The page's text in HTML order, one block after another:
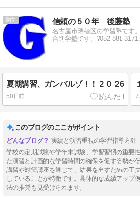
8 信頼の５０年 後藤塾
名古屋市瑞穂区の学習塾です
合進学塾です。?052-881-3171
夏期講習、ガンバルゾ！！２０２6
50日前
このブログのここがポイント
実績と演習重視の学習指導方針
学校の定期試験や学年末試験、学習習慣の重要
た演習と計画的な学習時間の確保を促す姿勢が
講習や対策講座を通じて、結果を出すための工
していることが特徴です。具体的な成績アップ
法の推奨も見受けられます。